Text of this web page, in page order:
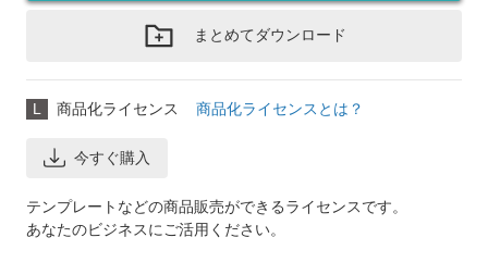
まとめてダウンロード
L 商品化ライセンス 商品化ライセンスとは？
今すぐ購入
テンプレートなどの商品販売ができるライセンスです。
あなたのビジネスにご活用ください。